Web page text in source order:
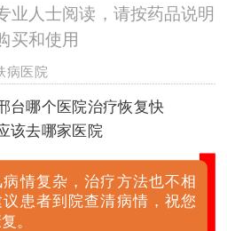
业人士阅读，请按药品说明
买和使用
病医院
台哪个医院治疗恢复快
该去哪家医院
病情复杂，治疗方法也不相
议患者到院查清病情，祝您
。